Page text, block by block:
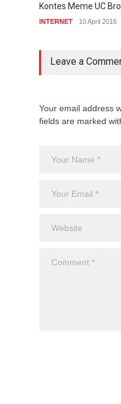
Kontes Meme UC
INTERNET 10 April 2016
Leave a
Your email address
fields are marked